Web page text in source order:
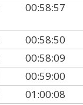
00:58:57
00:58:50
00:58:09
00:59:00
01:00:08